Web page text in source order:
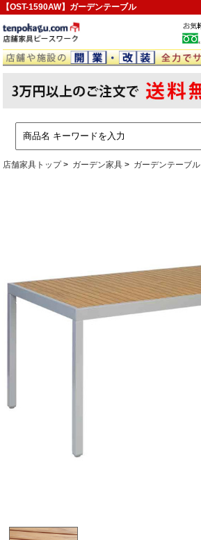
【OST-1590AW】ガーデンテーブル
店舗家具トップ ガーデン家具 ガーデンテーブル